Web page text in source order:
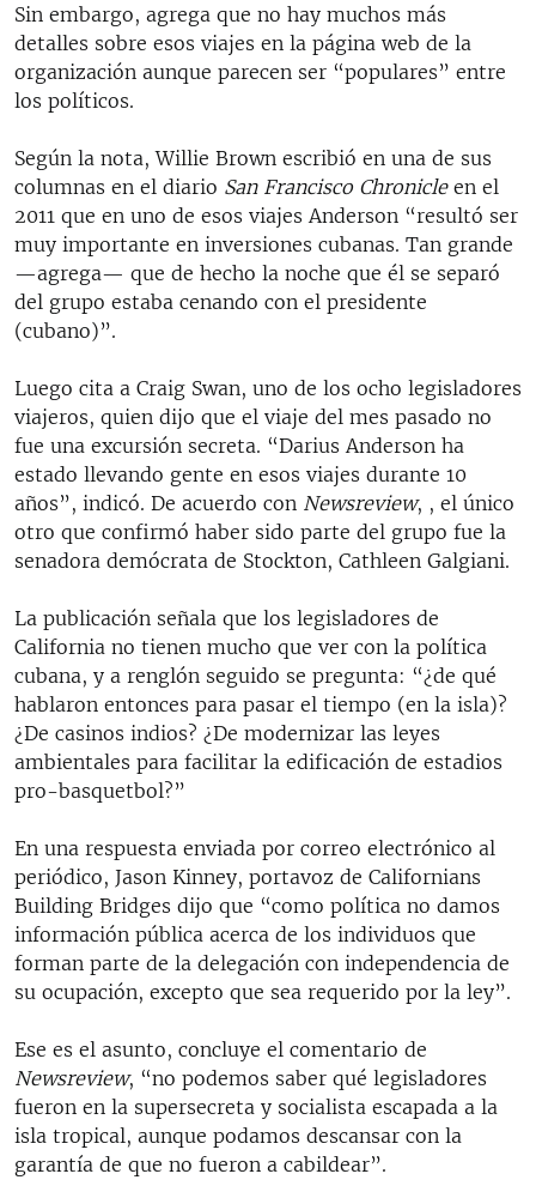
Sin embargo, agrega que no hay muchos más
detalles sobre esos viajes en la página web de la
organización aunque parecen ser “populares” entre
los políticos.
Según la nota, Willie Brown escribió en una de sus
columnas en el diario San Francisco Chronicleen el
2011 que en uno de esos viajes Anderson “resultó ser
muy importante en inversiones cubanas. Tan grande
—agrega— que de hecho la noche que él se separó
del grupo estaba cenando con el presidente
(cubano)”.
Luego cita a Craig Swan, uno de los ocho legisladores
viajeros, quien dijo que el viaje del mes pasado no
fue una excursión secreta. “Darius Anderson ha
estado llevando gente en esos viajes durante 10
años”, indicó. De acuerdo con Newsreview, , el único
otro que confirmó haber sido parte del grupo fue la
senadora demócrata de Stockton, Cathleen Galgiani.
La publicación señala que los legisladores de
California no tienen mucho que ver con la política
cubana, y a renglón seguido se pregunta: “¿de qué
hablaron entonces para pasar el tiempo (en la isla)?
¿De casinos indios? ¿De modernizar las leyes
ambientales para facilitar la edificación de estadios
pro-basquetbol?”
En una respuesta enviada por correo electrónico al
periódico, Jason Kinney, portavoz de Californians
Building Bridges dijo que “como política no damos
información pública acerca de los individuos que
forman parte de la delegación con independencia de
su ocupación, excepto que sea requerido por la ley”.
Ese es el asunto, concluye el comentario de
Newsreview, “no podemos saber qué legisladores
fueron en la supersecreta y socialista escapada a la
isla tropical, aunque podamos descansar con la
garantía de que no fueron a cabildear”.